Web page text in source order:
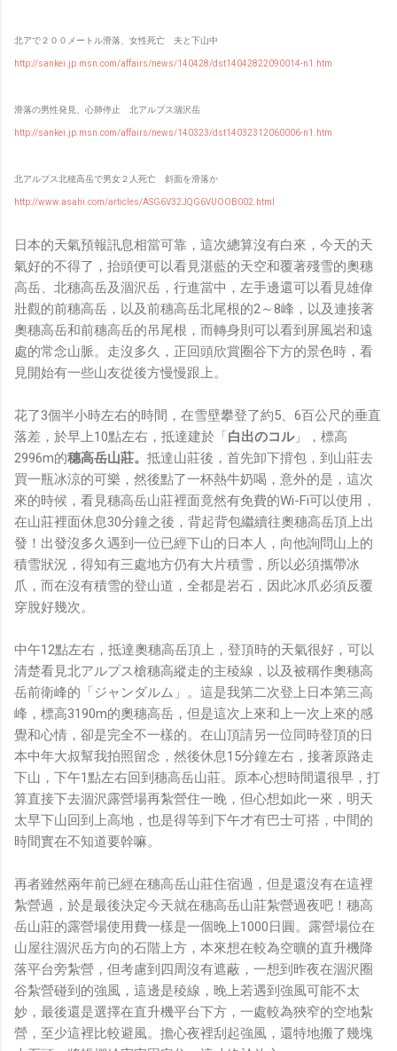
北アで２００メートル滑落、女性死亡 夫と下山中
http://sankei.jp.msn.com/affairs/news/140428/dst14042822090014-n1.htm
滑落の男性発見、心肺停止 北アルプス涸沢岳
http://sankei.jp.msn.com/affairs/news/140323/dst14032312060006-n1.htm
北アルプス北穂高岳で男女２人死亡 斜面を滑落か
http://www.asahi.com/articles/ASG6V32JQG6VUOOB002.html
日本的天氣預報訊息相當可靠，這次總算沒有白來，今天的天
氣好的不得了，抬頭便可以看見湛藍的天空和覆著殘雪的奧穗
高岳、北穗高岳及涸沢岳，行進當中，左手邊還可以看見雄偉
壯觀的前穗高岳，以及前穗高岳北尾根的2～8峰，以及連接著
奧穗高岳和前穗高岳的吊尾根，而轉身則可以看到屏風岩和遠
處的常念山脈。走沒多久，正回頭欣賞圈谷下方的景色時，看
見開始有一些山友從後方慢慢跟上。
花了3個半小時左右的時間，在雪壁攀登了約5、6百公尺的垂直
落差，於早上10點左右，抵達建於「白出のコル」，標高
2996m的穗高岳山莊。 抵達山莊後，首先卸下揹包，到山莊去
買一瓶冰涼的可樂，然後點了一杯熱牛奶喝，意外的是，這次
來的時候，看見穗高岳山莊裡面竟然有免費的Wi-Fi可以使用，
在山莊裡面休息30分鐘之後，背起背包繼續往奧穗高岳頂上出
發！出發沒多久遇到一位已經下山的日本人，向他詢問山上的
積雪狀況，得知有三處地方仍有大片積雪，所以必須攜帶冰
爪，而在沒有積雪的登山道，全都是岩石，因此冰爪必須反覆
穿脫好幾次。
中午12點左右，抵達奧穗高岳頂上，登頂時的天氣很好，可以
清楚看見北アルプス槍穗高縱走的主稜線，以及被稱作奧穗高
岳前衛峰的「ジャンダルム」。這是我第二次登上日本第三高
峰，標高3190m的奧穗高岳，但是這次上來和上一次上來的感
覺和心情，卻是完全不一樣的。在山頂請另一位同時登頂的日
本中年大叔幫我拍照留念，然後休息15分鐘左右，接著原路走
下山，下午1點左右回到穗高岳山莊。原本心想時間還很早，打
算直接下去涸沢露營場再紮營住一晚，但心想如此一來，明天
太早下山回到上高地，也是得等到下午才有巴士可搭，中間的
時間實在不知道要幹嘛。
再者雖然兩年前已經在穗高岳山莊住宿過，但是還沒有在這裡
紮營過，於是最後決定今天就在穗高岳山莊紮營過夜吧！穗高
岳山莊的露營場使用費一樣是一個晚上1000日圓。露營場位在
山屋往涸沢岳方向的石階上方，本來想在較為空曠的直升機降
落平台旁紮營，但考慮到四周沒有遮蔽，一想到昨夜在涸沢圈
谷紮營碰到的強風，這邊是稜線，晚上若遇到強風可能不太
妙，最後還是選擇在直升機平台下方，一處較為狹窄的空地紮
營，至少這裡比較避風。擔心夜裡刮起強風，還特地搬了幾塊